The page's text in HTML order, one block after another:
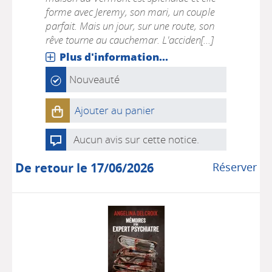
forme avec Jeremy, son mari, un couple
parfait. Mais un jour, sur une route, son
rêve tourne au cauchemar. L'acciden[...]
Plus d'information...
Nouveauté
Ajouter au panier
Aucun avis sur cette notice.
Réserver
De retour le 17/06/2026